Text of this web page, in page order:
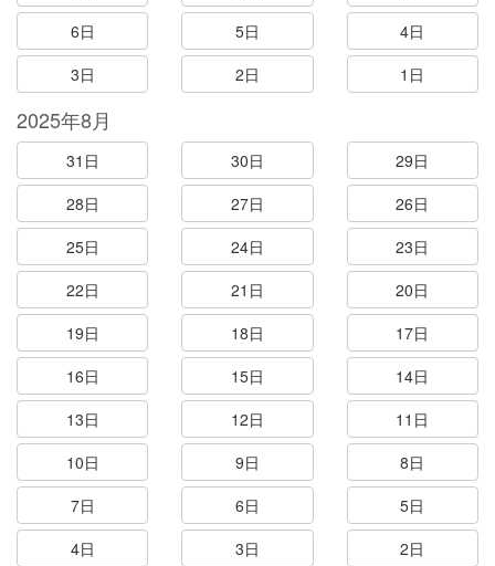
6日
5日
4日
3日
2日 1日
2025年8月
31日 30日
29日
28日
27日
26日
25日
24日
23日
22日
21日
20日
19日
18日
17日
16日
15日
14日
13日
12日
11日
10日
9日
8日
7日
6日
5日
4日
3日
2日